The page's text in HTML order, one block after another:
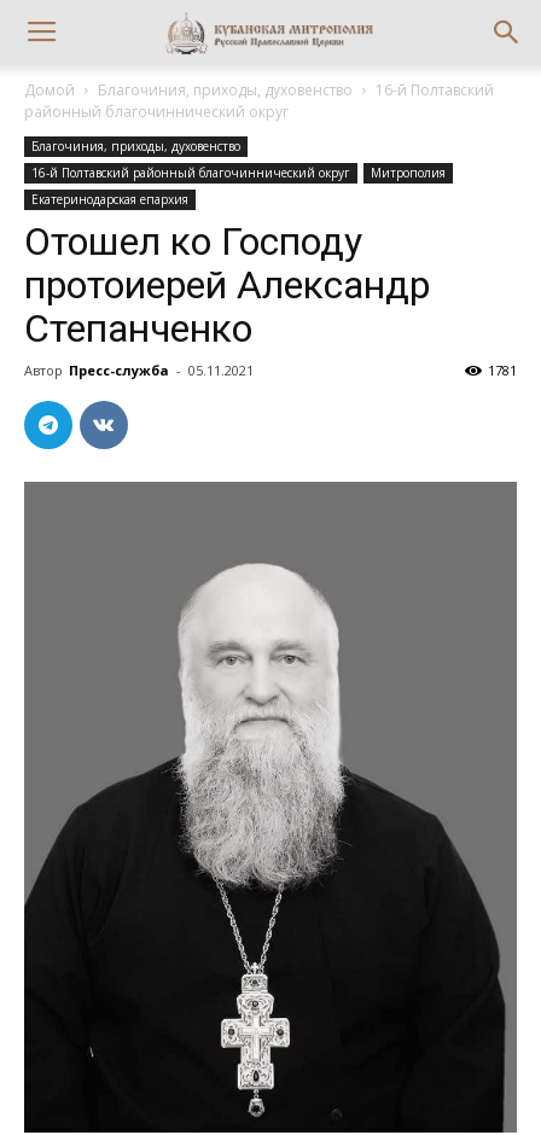
Домой Благочиния, приходы, духовенство
16-й Полтавский
районный благочиннический округ
Благочиния, приходы, духовенство
16-й Полтавский районный благочиннический округ
Митрополия
Екатеринодарская епархия
Отошел ко Господу
протоиерей Александр
Степанченко
Автор Пресс-служба - 05.11.2021 1781